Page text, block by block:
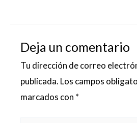
Deja un comentario
Tu dirección de correo
publicada. Los campos
marcados con *